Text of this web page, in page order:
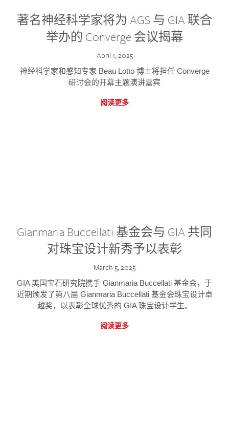
著名神经科学家将为 AGS 与 GIA 联合
举办的 Converge 会议揭幕
April 1, 2025
神经科学家和感知专家 Beau Lotto 博士将担任 Converge
研讨会的开幕主题演讲嘉宾
阅读更多
Gianmaria Buccellati 基金会与 GIA 共同
对珠宝设计新秀予以表彰
March 5, 2025
GIA 美国宝石研究院携手 Gianmaria Buccellati 基金会，于
近期颁发了第八届 Gianmaria Buccellati 基金会珠宝设计卓
越奖，以表彰全球优秀的 GIA 珠宝设计学生。
阅读更多